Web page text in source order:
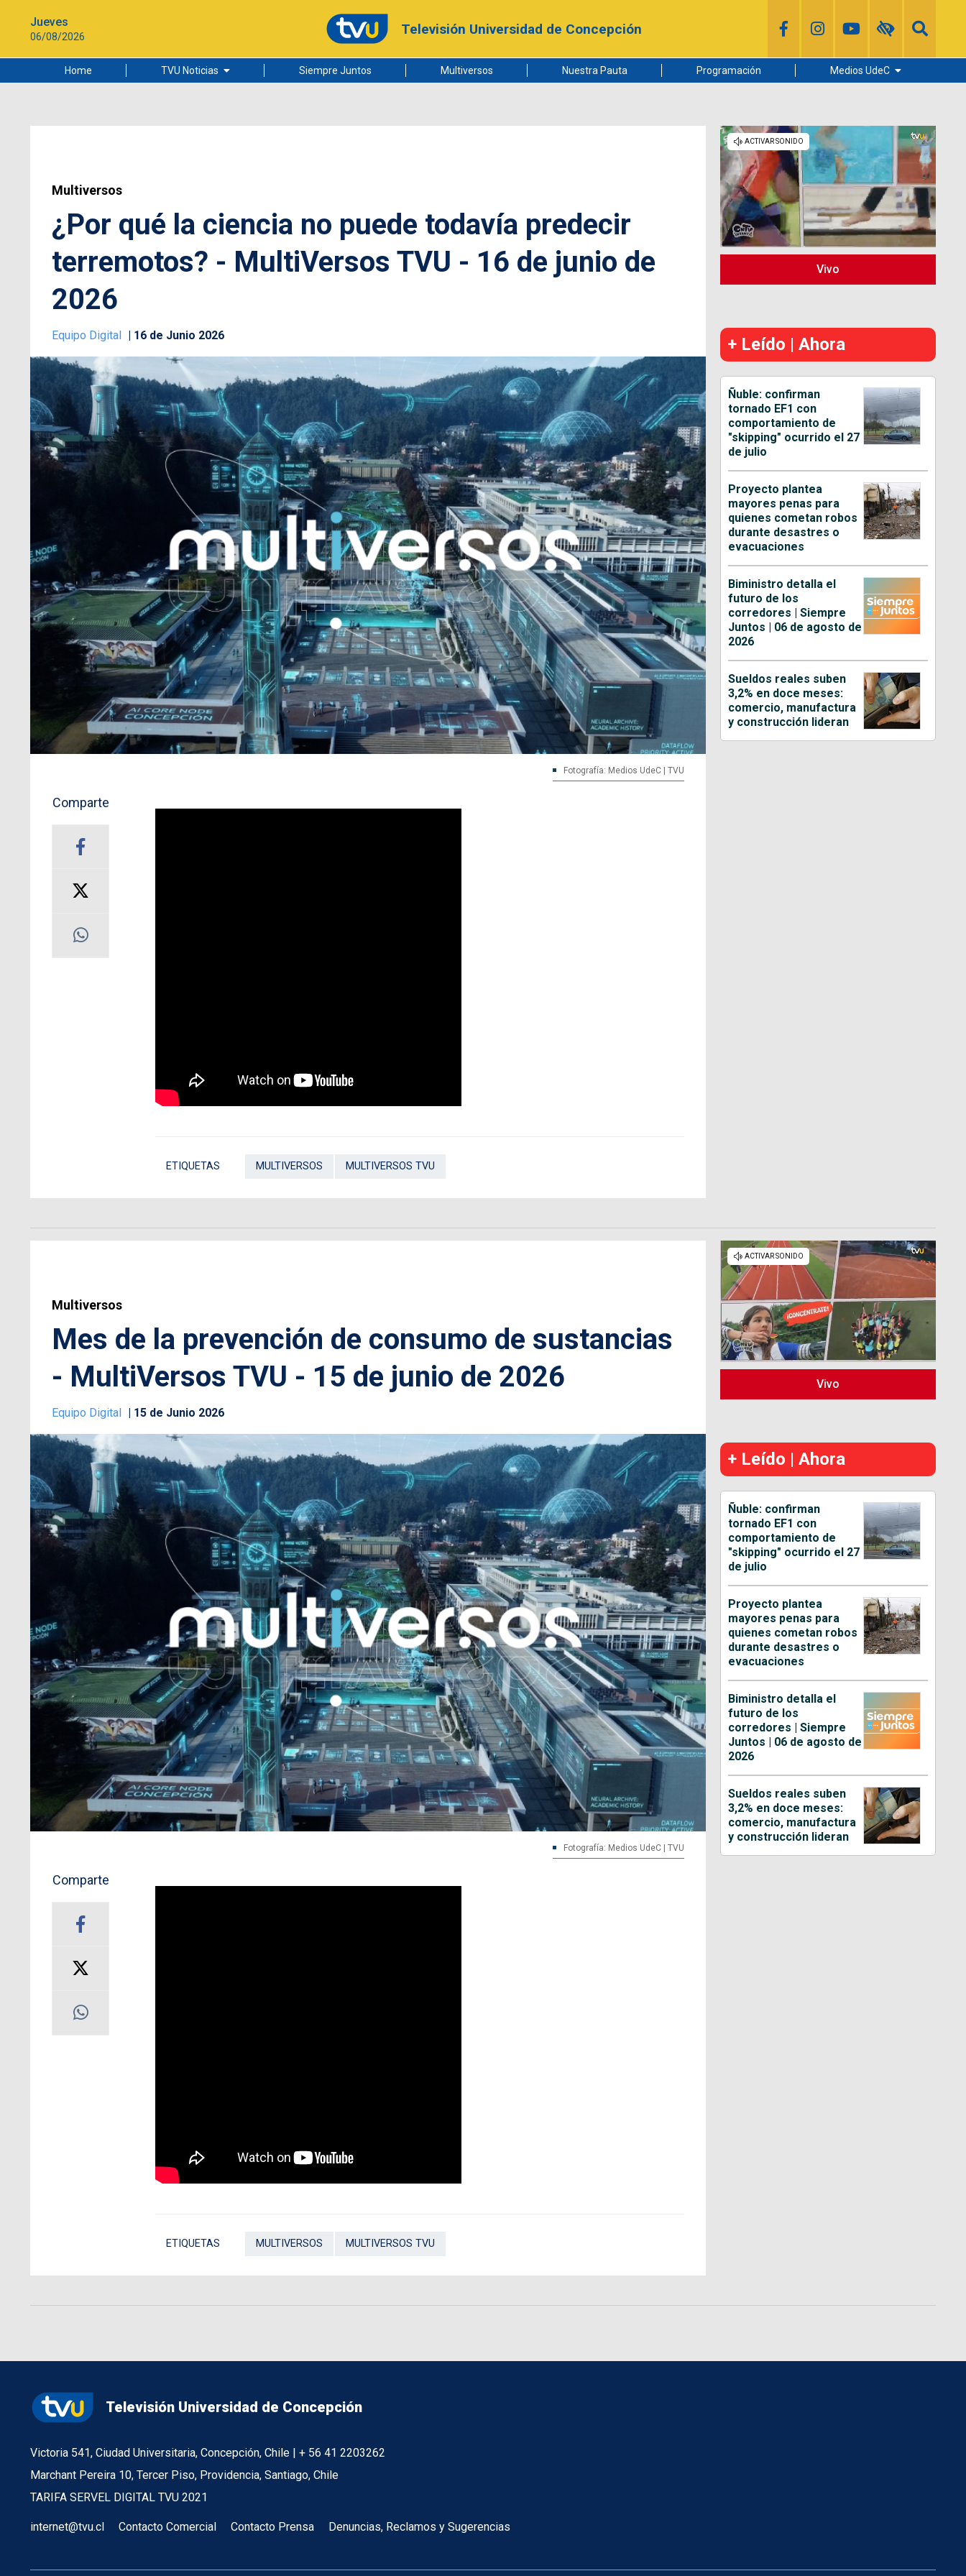
Jueves
06/08/2026 Televisión Universidad de Concepción
Home TVU Noticias
Ciudad
Siempre Juntos Multiversos Nuestra Pauta Programación Medios UdeC
Radio UdeC
Noticias UdeC
La Discusión
Multiversos
¿Por qué la ciencia no puede todavía predecir
terremotos? - MultiVersos TVU - 16 de junio de
2026
Equipo Digital 16 de Junio 2026
Fotografía: Medios UdeC | TVU
Comparte
ETIQUETAS MULTIVERSOS MULTIVERSOS TVU
Vivo
+ Leído | Ahora
Ñuble: confirman
tornado EF1 con
comportamiento de
"skipping" ocurrido el 27
de julio
Proyecto plantea
mayores penas para
quienes cometan robos
durante desastres o
evacuaciones
Biministro detalla el
futuro de los
corredores | Siempre
Juntos | 06 de agosto de
2026
Sueldos reales suben
3,2% en doce meses:
comercio, manufactura
y construcción lideran
Multiversos
Mes de la prevención de consumo de sustancias
- MultiVersos TVU - 15 de junio de 2026
Equipo Digital 15 de Junio 2026
Fotografía: Medios UdeC | TVU
Comparte
ETIQUETAS MULTIVERSOS MULTIVERSOS TVU
Vivo
+ Leído | Ahora
Ñuble: confirman
tornado EF1 con
comportamiento de
"skipping" ocurrido el 27
de julio
Proyecto plantea
mayores penas para
quienes cometan robos
durante desastres o
evacuaciones
Biministro detalla el
futuro de los
corredores | Siempre
Juntos | 06 de agosto de
2026
Sueldos reales suben
3,2% en doce meses:
comercio, manufactura
y construcción lideran
Televisión Universidad de Concepción
Victoria 541, Ciudad Universitaria, Concepción, Chile | + 56 41 2203262
Marchant Pereira 10, Tercer Piso, Providencia, Santiago, Chile
TARIFA SERVEL DIGITAL TVU 2021
internet@tvu.cl Contacto Comercial Contacto Prensa Denuncias, Reclamos y Sugerencias